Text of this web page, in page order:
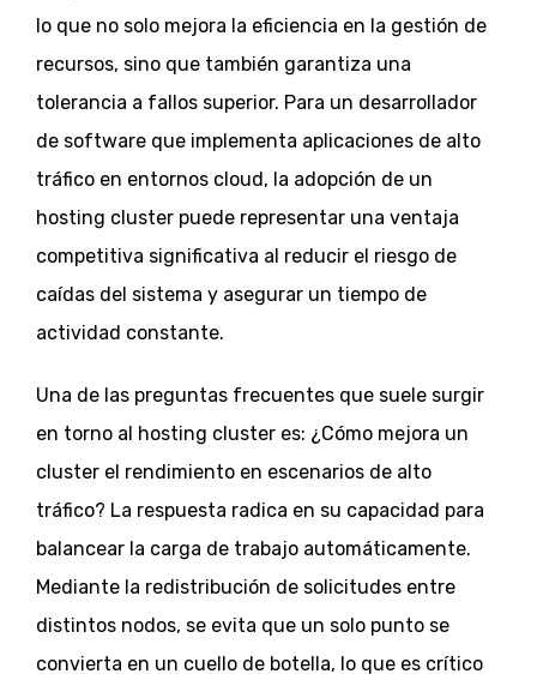
lo que no solo mejora la eficiencia en la gestión de
recursos, sino que también garantiza una
tolerancia a fallos superior. Para un desarrollador
de software que implementa aplicaciones de alto
tráfico en entornos cloud, la adopción de un
hosting cluster puede representar una ventaja
competitiva significativa al reducir el riesgo de
caídas del sistema y asegurar un tiempo de
actividad constante.
Una de las preguntas frecuentes que suele surgir
en torno al hosting cluster es: ¿Cómo mejora un
cluster el rendimiento en escenarios de alto
tráfico? La respuesta radica en su capacidad para
balancear la carga de trabajo automáticamente.
Mediante la redistribución de solicitudes entre
distintos nodos, se evita que un solo punto se
convierta en un cuello de botella, lo que es crítico